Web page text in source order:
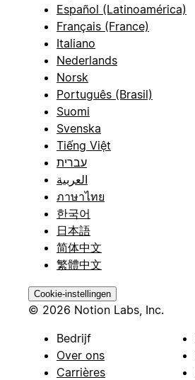
Español (Latinoamérica)
Français (France)
Italiano
Nederlands
Norsk
Português (Brasil)
Suomi
Svenska
Tiếng Việt
עברית
العربية
ภาษาไทย
한국어
日本語
简体中文
繁體中文
Cookie-instellingen
© 2026 Notion Labs, Inc.
Bedrijf
Over ons
Carrières